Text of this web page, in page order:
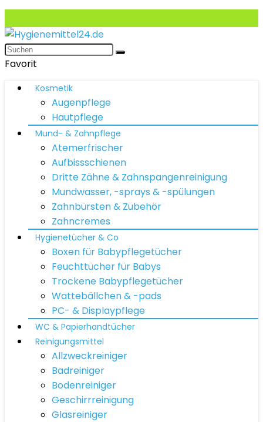
Favorit
Kosmetik
Augenpflege
Hautpflege
Mund- & Zahnpflege
Atemerfrischer
Aufbissschienen
Dritte Zähne & Zahnspangenreinigung
Mundwasser, -sprays & -spülungen
Zahnbürsten & Zubehör
Zahncremes
Hygienetücher & Co
Boxen für Babypflegetücher
Feuchttücher für Babys
Trockene Babypflegetücher
Wattebällchen & -pads
PC- & Displaypflege
WC & Papierhandtücher
Reinigungsmittel
Allzweckreiniger
Badreiniger
Bodenreiniger
Geschirrreinigung
Glasreiniger